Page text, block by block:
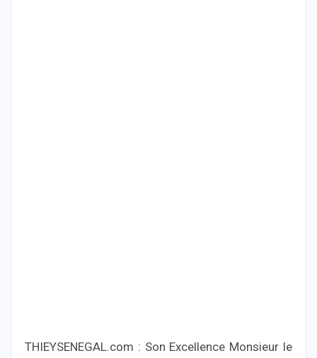
THIEYSENEGAL.com : Son Excellence Monsieur le